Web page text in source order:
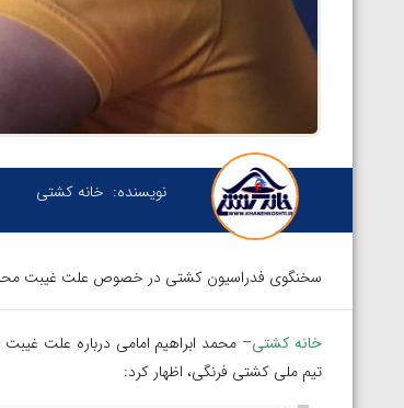
نویسنده: خانه کشتی
سخنگوی فدراسیون کشتی در خصوص علت غیبت محمد
خانه کشتی– محمد ابراهیم امامی درباره علت
تیم ملی کشتی فرنگی، اظهار کرد: